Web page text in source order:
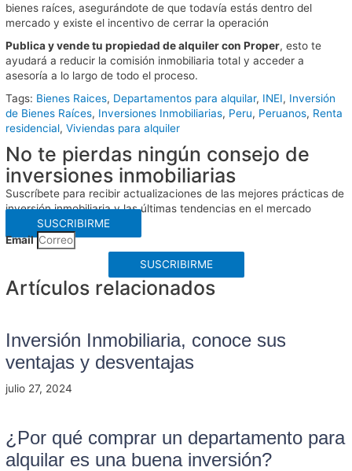
bienes raíces, asegurándote de que todavía estás dentro del
mercado y existe el incentivo de cerrar la operación
Publica y vende tu propiedad de alquiler con Proper, esto te
ayudará a reducir la comisión inmobiliaria total y acceder a
asesoría a lo largo de todo el proceso.
Tags: Bienes Raices, Departamentos para alquilar, INEI, Inversión
de Bienes Raíces, Inversiones Inmobiliarias, Peru, Peruanos, Renta
residencial,Viviendas para alquiler
No te pierdas ningún consejo de
inversiones inmobiliarias
Suscríbete para recibir actualizaciones de las mejores prácticas de
inversión inmobiliaria y las últimas tendencias en el mercado
SUSCRIBIRME
Email
SUSCRIBIRME
Artículos relacionados
Inversión Inmobiliaria, conoce sus
ventajas y desventajas
julio 27, 2024
¿Por qué comprar un departamento para
alquilar es una buena inversión?